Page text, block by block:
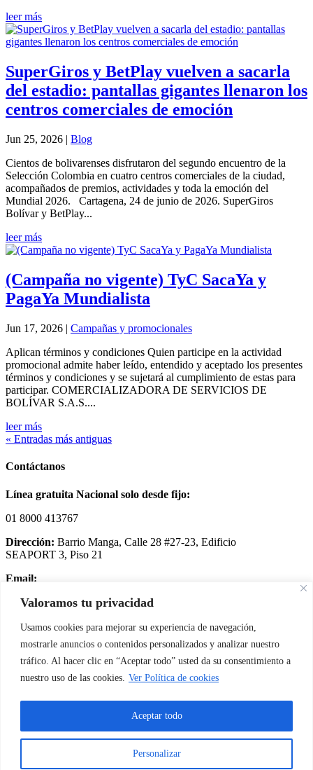
Valoramos tu privacidad
Usamos cookies para mejorar su experiencia de navegación,
mostrarle anuncios o contenidos personalizados y analizar nuestro
tráfico. Al hacer clic en “Aceptar todo” usted da su consentimiento a
nuestro uso de las cookies. Ver Política de cookies
Personalizar
Aceptar todo
leer más
SuperGiros y BetPlay vuelven a sacarla
del estadio: pantallas gigantes llenaron los
centros comerciales de emoción
Jun 25, 2026 | Blog
Cientos de bolivarenses disfrutaron del segundo encuentro de la
Selección Colombia en cuatro centros comerciales de la ciudad,
acompañados de premios, actividades y toda la emoción del
Mundial 2026. Cartagena, 24 de junio de 2026. SuperGiros
Bolívar y BetPlay...
leer más
(Campaña no vigente) TyC SacaYa y
PagaYa Mundialista
Jun 17, 2026 | Campañas y promocionales
Aplican términos y condiciones Quien participe en la actividad
promocional admite haber leído, entendido y aceptado los presentes
términos y condiciones y se sujetará al cumplimiento de estas para
participar. COMERCIALIZADORA DE SERVICIOS DE
BOLÍVAR S.A.S....
leer más
« Entradas más antiguas
Contáctanos
Línea gratuita Nacional solo desde fijo:
01 8000 413767
Dirección: Barrio Manga, Calle 28 #27-23, Edificio
SEAPORT 3, Piso 21
Email:
juridico.csb@supergirosbolivar.co
PBX: (2) 519 06 00
Servicio al cliente
Política de tratamiento de datos
Aviso de privacidad